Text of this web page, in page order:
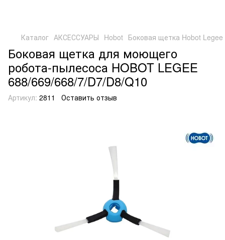
Каталог АКСЕССУАРЫ Hobot Боковая щетка Hobot
Боковая щетка для моющего
робота-пылесоса HOBOT LEGEE
688/669/668/7/D7/D8/Q10
Артикул: 2811 Оставить отзыв